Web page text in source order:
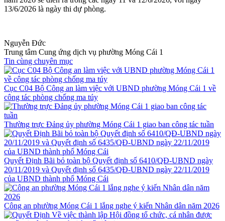
13/6/2026 là ngày thi dự phòng.
Nguyễn Đức
Trung tâm Cung ứng dịch vụ phường Móng Cái 1
Tin cùng chuyên mục
Cục C04 Bộ Công an làm việc với UBND phường Móng Cái 1 về
công tác phòng chống ma túy
Thường trực Đảng ủy phường Móng Cái 1 giao ban công tác tuần
Quyết Định Bãi bỏ toàn bộ Quyết định số 6410/QĐ-UBND ngày
20/11/2019 và Quyết định số 6435/QĐ-UBND ngày 22/11/2019
của UBND thành phố Móng Cái
Công an phường Móng Cái 1 lắng nghe ý kiến Nhân dân năm 2026